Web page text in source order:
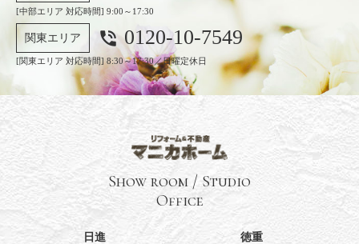
[中部エリア 対応時間] 9:00～17:30
関東エリア phone_in_talk 0120-10-7549
[関東エリア 対応時間] 8:30～17:30／日曜定休日
Show room / Studio
Office
日進
徳重